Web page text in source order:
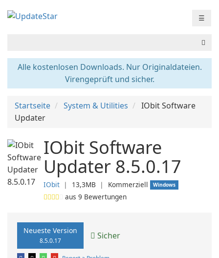
☰
Alle kostenlosen Downloads. Nur Originaldateien.
Virengeprüft und sicher.
Startseite System & Utilities
IObit Software
Updater
IObit Software
Updater 8.5.0.17
IObit ❘ 13,3MB ❘ Kommerziell Windows
aus 9 Bewertungen
Neueste Version
8.5.0.17 Sicher